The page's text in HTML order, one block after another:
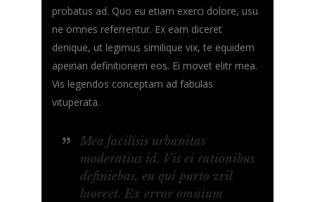
probatus ad. Quo eu etiam exerci dolore, usu
ne omnes referrentur. Ex eam diceret
denique, ut legimus similique vix, te equidem
apeirian definitionem eos. Ei movet elitr mea.
Vis legendos conceptam ad fabulas
vituperata.
Mea facilisis urbanitas
moderatius id. Vis ei rationibus
definiebas, eu qui purto zril
laoreet. Ex error omnium